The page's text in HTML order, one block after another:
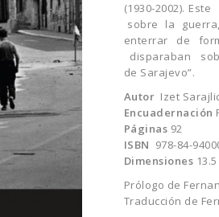
(1930-2002).
sobre la
enterrar de
disparaban
de Sarajevo”.
Autor Izet
Encuadernación
Páginas 92
ISBN 978-84-
Dimensiones
Prólogo de
Traducción de